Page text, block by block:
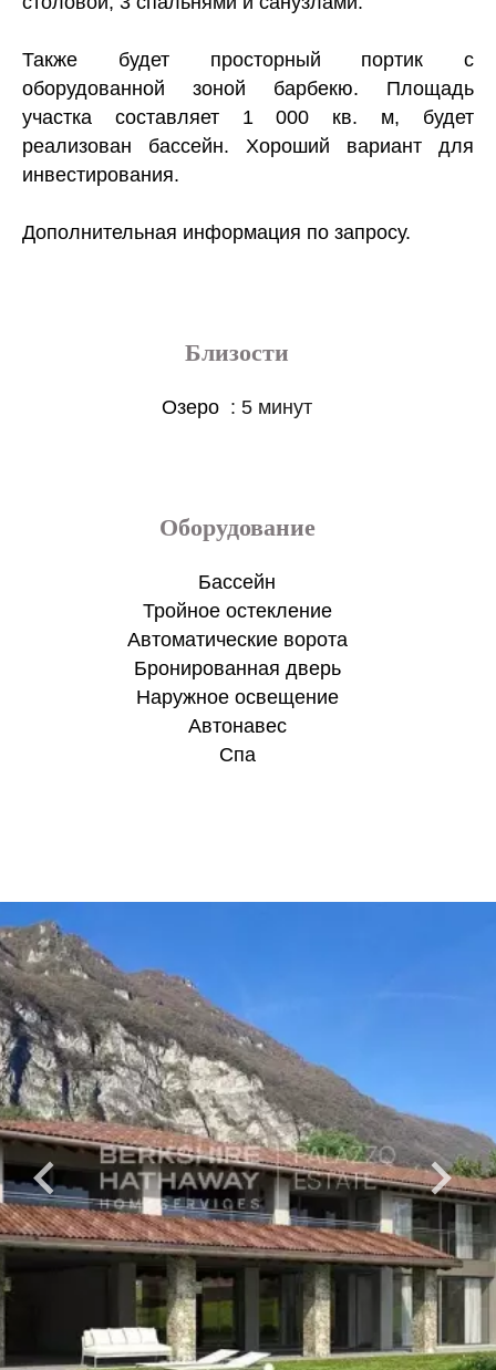
Также будет просторный портик с
оборудованной зоной барбекю. Площадь
участка составляет 1 000 кв. м, будет
реализован бассейн. Хороший вариант для
инвестирования.
Дополнительная информация по запросу.
Близости
Озеро 5 минут
Оборудование
Бассейн
Тройное остекление
Автоматические ворота
Бронированная дверь
Наружное освещение
Aвтонавес
Спа